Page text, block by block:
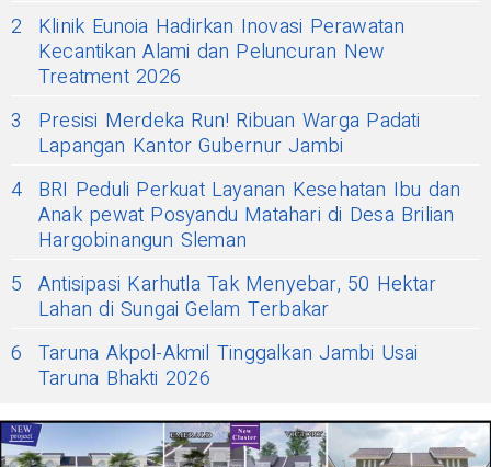
2
Klinik Eunoia Hadirkan Inovasi Perawatan
Kecantikan Alami dan Peluncuran New
Treatment 2026
3
Presisi Merdeka Run! Ribuan Warga Padati
Lapangan Kantor Gubernur Jambi
4 BRI Peduli Perkuat Layanan Kesehatan Ibu dan
Anak pewat Posyandu Matahari di Desa Brilian
Hargobinangun Sleman
5 Antisipasi Karhutla Tak Menyebar, 50 Hektar
Lahan di Sungai Gelam Terbakar
6 Taruna Akpol-Akmil Tinggalkan Jambi Usai
Taruna Bhakti 2026